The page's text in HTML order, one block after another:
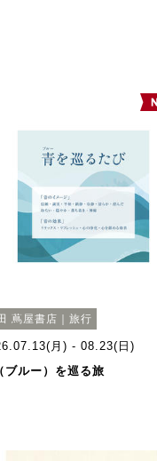
蔦屋書店｜旅行
月) - 08.23(日)
ブルー）を巡る旅